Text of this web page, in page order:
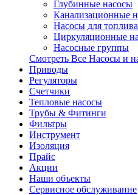
Глубинные насосы
Канализационные
Насосы для топлива
Циркуляционные
Насосные группы
Смотреть Все Насосы и
Приводы
Регуляторы
Счетчики
Тепловые насосы
Трубы & Фитинги
Фильтры
Инструмент
Изоляция
Прайс
Акции
Наши объекты
Сервисное обслуживание